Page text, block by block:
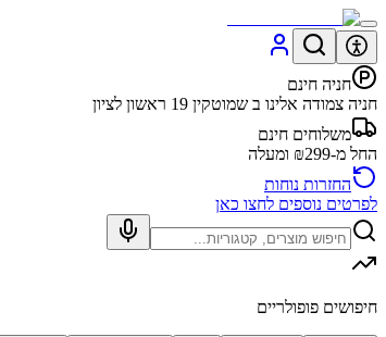
חניה חינם
חניה צמודה אלינו ב שמוטקין 19 ראשון לציון
משלוחים חינם
החל מ-₪299 ומעלה
החזרות נוחות
לפרטים נוספים לחצו כאן
חיפושים פופולריים